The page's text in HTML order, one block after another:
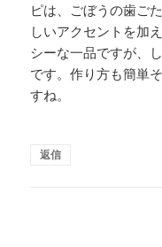
ピは、ごぼうの歯ご
しいアクセントを加
シーな一品ですが、
です。作り方も簡単
すね。
返信